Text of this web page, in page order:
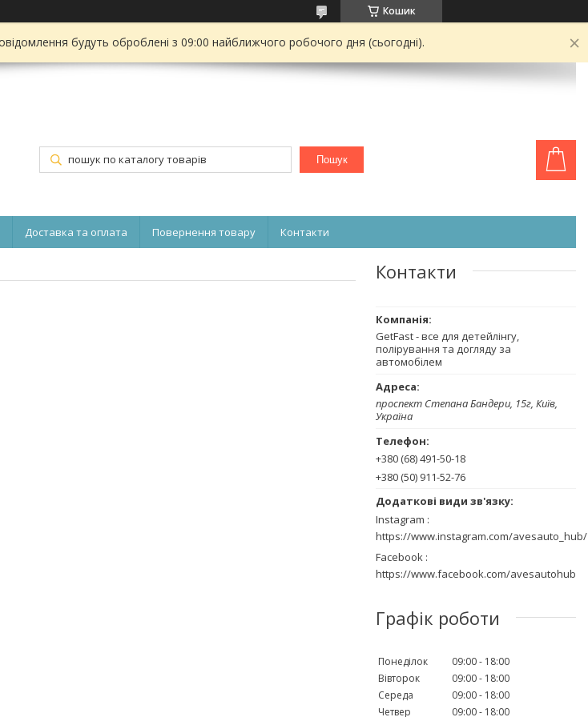
Кошик
будуть оброблені з 09:00 найближчого робочого дня (сьогодні).
Пошук
Доставка та оплата Повернення товару Контакти
Контакти
GetFast - все для детейлінгу,
полірування та догляду за
автомобілем
проспект Степана Бандери, 15г, Київ,
Україна
+380 (68) 491-50-18
+380 (50) 911-52-76
Instagram
https://www.instagram.com/avesauto_hub/
Facebook
https://www.facebook.com/avesautohub
Графік роботи
Понеділок 09:00
18:00
Вівторок
09:00
18:00
Середа
09:00
18:00
Четвер
09:00 18:00